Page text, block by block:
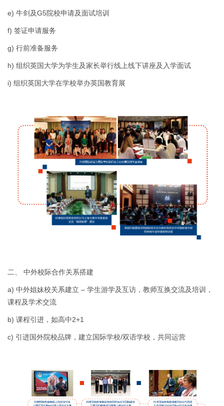
e) 牛剑及G5院校申请及面试培训
f) 签证申请服务
g) 行前准备服务
h) 组织英国大学为学生及家长举行线上线下讲座及入学面试
i) 组织英国大学在学校举办英国教育展
二、 中外校际合作关系搭建
a) 中外姐妹校关系建立 – 学生游学及互访，教师互换交流及培训，
课程及学术交流
b) 课程引进，如高中2+1
c) 引进国外院校品牌，建立国际学校/双语学校，共同运营